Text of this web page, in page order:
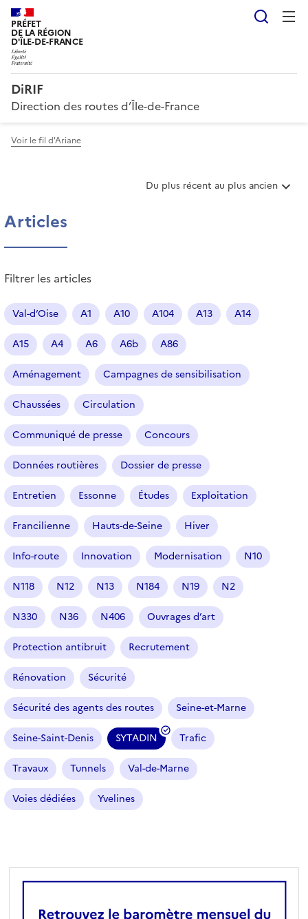
PRÉFET
DE LA RÉGION
D'ÎLE-DE-FRANCE
DiRIF
Direction des routes d’Île-de-France
Voir le fil d'Ariane
T
r
t
c
l
e
Du plus récent au plus ancien
Articles
Filtrer les articles
Val-d’Oise A1 A10 A104 A13 A14
A15 A4 A6 A6b A86
Aménagement Campagnes de sensibilisation
Chaussées Circulation
Communiqué de presse Concours
Données routières Dossier de presse
Entretien Essonne Études Exploitation
Francilienne Hauts-de-Seine Hiver
Info-route Innovation Modernisation N10
N118 N12 N13 N184 N19 N2
N330 N36 N406 Ouvrages d’art
Protection antibruit Recrutement
Rénovation Sécurité
Sécurité des agents des routes Seine-et-Marne
Seine-Saint-Denis SYTADIN
(
f
i
t
é
e
Trafic
Travaux Tunnels Val-de-Marne
Voies dédiées Yvelines